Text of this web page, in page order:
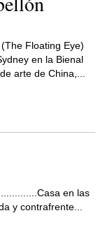
Floating Eye)
en la Bienal
arte de China,...
en las
y contrafrente...